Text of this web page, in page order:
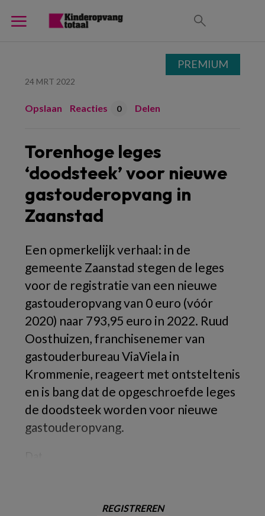
24 MRT 2022
Opslaan Reacties 0 Delen
Torenhoge leges
‘doodsteek’ voor nieuwe
gastouderopvang in
Zaanstad
Een opmerkelijk verhaal: in de
gemeente Zaanstad stegen de leges
voor de registratie van een nieuwe
gastouderopvang van 0 euro (vóór
2020) naar 793,95 euro in 2022. Ruud
Oosthuizen, franchisenemer van
gastouderbureau ViaViela in
Krommenie, reageert met ontsteltenis
en is bang dat de opgeschroefde leges
de doodsteek worden voor nieuwe
gastouderopvang.
REGISTREREN
PREMIUM